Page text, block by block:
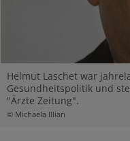
Helmut Laschet war
Gesundheitspolitik und
"Ärzte Zeitung".
© Michaela Illian